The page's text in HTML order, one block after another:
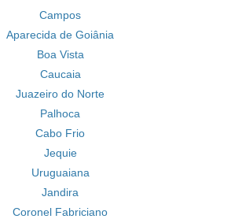
Campos
Aparecida de Goiânia
Boa Vista
Caucaia
Juazeiro do Norte
Palhoca
Cabo Frio
Jequie
Uruguaiana
Jandira
Coronel Fabriciano